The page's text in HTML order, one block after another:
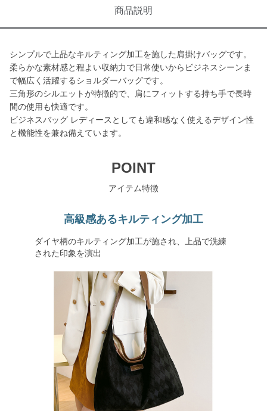
商品説明
シンプルで上品なキルティング加工を施した肩掛けバッグです。
柔らかな素材感と程よい収納力で日常使いからビジネスシーンま
で幅広く活躍するショルダーバッグです。
三角形のシルエットが特徴的で、肩にフィットする持ち手で長時
間の使用も快適です。
ビジネスバッグ レディースとしても違和感なく使えるデザイン性
と機能性を兼ね備えています。
POINT
アイテム特徴
高級感あるキルティング加工
ダイヤ柄のキルティング加工が施され、上品で洗練
された印象を演出